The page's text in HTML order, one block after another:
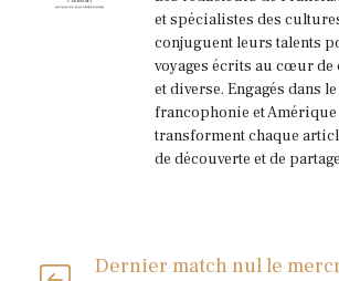
et spécialistes des
conjuguent leurs talents
voyages écrits au cœur de
et diverse. Engagés dans
francophonie et
transforment chaque
de découverte et de
Dernier match nul le